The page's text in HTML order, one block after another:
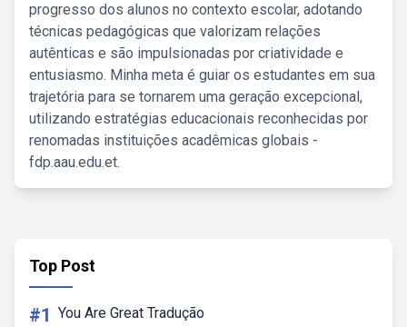
progresso dos alunos no contexto escolar, adotando
técnicas pedagógicas que valorizam relações
autênticas e são impulsionadas por criatividade e
entusiasmo. Minha meta é guiar os estudantes em sua
trajetória para se tornarem uma geração excepcional,
utilizando estratégias educacionais reconhecidas por
renomadas instituições acadêmicas globais -
fdp.aau.edu.et.
Top Post
#1 You Are Great Tradução